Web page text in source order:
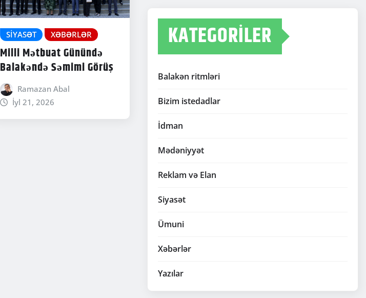
SIYASƏT XƏBƏRLƏR
Milli Mətbuat Günündə
Balakəndə Səmimi Görüş
Ramazan Abal
İyl 21, 2026
KATEGORILER
Balakən ritmləri
Bizim istedadlar
İdman
Mədəniyyət
Reklam və Elan
Siyasət
Ümuni
Xəbərlər
Yazılar